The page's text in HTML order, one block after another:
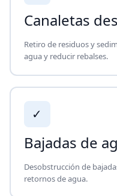
Canaletas
Retiro de residuos y
agua y reducir rebalses.
✓
Bajadas de
Desobstrucción de
retornos de agua.